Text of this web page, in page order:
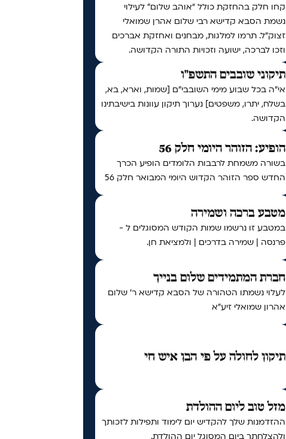
קחו חלק בהחזקת כולל “אוהב שלום” לעילוי
נשמת הסבא קדישא רבי שלום אהרן שמואלי
זצוק״ל. תרמו למלגות, מבחנים ואחזקת אברכים
וזכו לברכה, ישועה וזכויות התורה הקדושה.
תיקוני שובבים התשפ"ו
אי"ה בכל שבוע מימי השובבי"ם [שמות, וארא, בא,
בשלח, יתרו, משפטים] נערוך תיקון עוונות בישיבתינו
הקדושה.
הופיע: הזוהר היומי חלק 56
בשורה משמחת לרבבות הלומדים הופיע הכרך
החדש ספר הזוהר הקדוש היומי המבואר חלק 56
מטבע ברכה ושמירה
במטבע זו נרשמו שמות הקודש המסוגלים ל -
פרנסה | שמירה בדרכים | ולמציאת חן.
חברת המתמידים שלום בנייך
לעלוי נשמתו הטהורה של הסבא קדישא ר' שלום
אהרון שמואלי זיע"א
תיקון לחולה על פי הבן איש חי
מזל טוב ליום ההולדת
ההזדמנות שלך להקדיש יום לימוד ותפילות לזכותך
ולהצלחתך ביום המסוגל יום ההולדת.